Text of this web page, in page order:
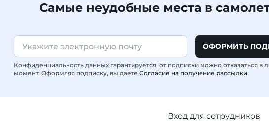
Самые неудобные места в
ОФОРМИТЬ
Конфиденциальность данных гарантируется, от подписки можно отказаться в
момент. Оформляя подписку, вы даете Согласие на получение рассылки.
Вход для сотрудников